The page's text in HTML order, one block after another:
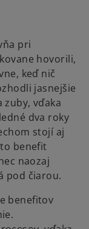
pri
hovorili,
keď nič
jasnejšie
vďaka
dva roky
stojí aj
benefit
naozaj
pod čiarou.
benefitov